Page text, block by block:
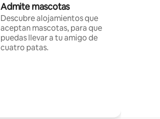
Admite mascotas
Descubre alojamientos que
aceptan mascotas, para que
puedas llevar a tu amigo de
cuatro patas.